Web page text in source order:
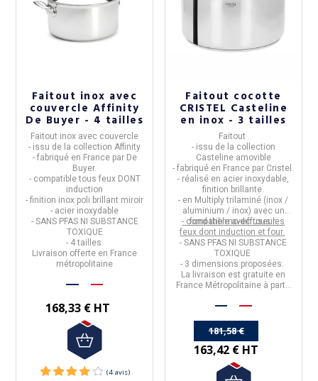
Faitout inox avec
couvercle Affinity
De Buyer - 4 tailles
Faitout inox avec couvercle
- issu de la collection Affinity
- fabriqué en France parDe
Buyer.
- compatible tous feux DONT
induction
- finition inox poli brillant miroir
- acier inoxydable
- SANS PFAS NI SUBSTANCE
TOXIQUE
- 4 tailles
Livraison offerte en France
métropolitaine
168,33 € HT
Faitout cocotte
CRISTEL Casteline
en inox - 3 tailles
Faitout
- issu de la collection
Casteline amovible
- fabriqué en France par Cristel
- réalisé en acier inoxydable
finition brillante.
- en Multiply trilaminé (inox /
aluminium / inox) avec un
fond thermo-diffuseur.
- compatible avec tous les
feux dont induction et four.
- SANS PFAS NI SUBSTANCE
TOXIQUE
- 3 dimensions proposées.
La livraison est gratuite en
France Métropolitaine à partir
181,58 €
163,42 € HT